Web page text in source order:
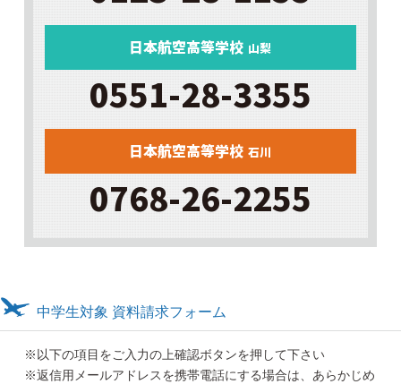
日本航空高等学校 山梨
0551-28-3355
日本航空高等学校 石川
0768-26-2255
中学生対象 資料請求フォーム
※以下の項目をご入力の上確認ボタンを押して下さい
※返信用メールアドレスを携帯電話にする場合は、あらかじめ